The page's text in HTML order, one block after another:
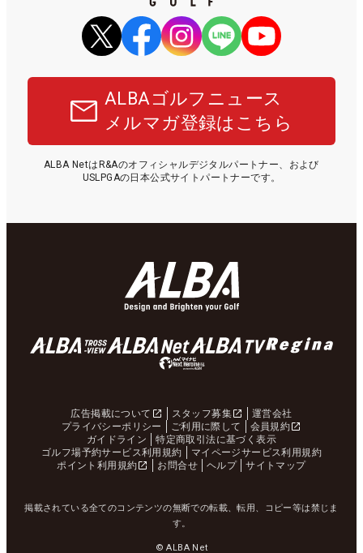
ALBAゴルフニュース
メルマガ登録はこちら
ALBA NetはR&Aのオフィシャルデジタルパートナー、および
USLPGAの日本公式サイトパートナーです。
広告掲載について スタッフ募集
運営会社
プライバシーポリシー
ご利用に際して
会員規約
ガイドライン
特定商取引法に基づく表示
ゴルフ場予約サービス利用規約
マイページサービス利用規約
ポイント利用規約
お問合せ ヘルプ サイトマップ
掲載されている全てのコンテンツの無断での転載、転用、コピー等は禁じま
す。
© ALBA Net